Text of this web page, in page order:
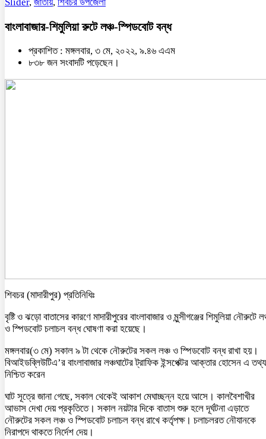
বাংলাবাজার-শিমুলিয়া রুটে লঞ্চ-স্পিডবোট বন্ধ
প্রকাশিত : মঙ্গলবার, ৩ মে, ২০২২, ৯.৪৬ এএম
৮৩৮ জন সংবাদটি পড়েছেন।
শিবচর (মাদারীপুর) প্রতিনিধিঃ
বৃষ্টি ও ঝড়ো বাতাসের কারণে মাদারীপুরের বাংলাবাজার ও মুন্সীগঞ্জের শিমুলিয়া নৌরুটে
ও স্পিডবোট চলাচল বন্ধ ঘোষণা করা হয়েছে।
মঙ্গলবার(৩ মে) সকাল ৯ টা থেকে নৌরুটের সকল লঞ্চ ও স্পিডবোট বন্ধ রাখা হয়।
বিআইডব্লিউটিএ’র বাংলাবাজার লঞ্চঘাটের ট্রাফিক ইন্সপেক্টর আক্তার হোসেন এ তথ্য
নিশ্চিত করেন
ঘাট সূত্রে জানা গেছে, সকাল থেকেই আকাশ মেঘাচ্ছন্ন হয়ে আসে। কালবৈশাখীর
আভাস দেখা দেয় প্রকৃতিতে। সকাল নয়টার দিকে বাতাস শুরু হলে দূর্ঘটনা এড়াতে
নৌরুটের সকল লঞ্চ ও স্পিডবোট চলাচল বন্ধ রাখে কর্তৃপক্ষ। চলাচলরত নৌযানকে
নিরাপদে থাকতে নির্দেশ দেয়।